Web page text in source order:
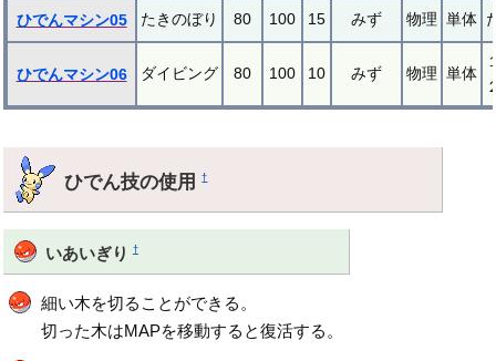
ひでんマシン05 たきのぼり 80 100 15 みず 物理 単体
ひでんマシン06 ダイビング 80 100 10 みず 物理 単体
ひでん技の使用†
いあいぎり †
細い木を切ることができる。
切った木はMAPを移動すると復活する。